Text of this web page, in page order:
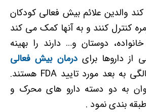
والدین علائم بیش فعالی کودکان
کنترل کنند و به آنها کمک می کند
دوستان و… دارند را بهینه
از داروها برایدرمان بیش فعالی
از سن 6 سالگی به بعد مورد تایید FDA هستند.
به دو دسته دارو های محرک و
بندی نمود .